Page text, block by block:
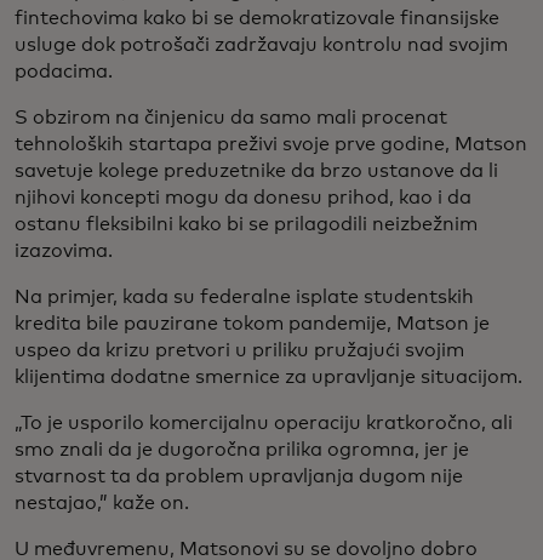
fintechovima kako bi se demokratizovale finansijske
usluge dok potrošači zadržavaju kontrolu nad svojim
podacima.
S obzirom na činjenicu da samo mali procenat
tehnoloških startapa preživi svoje prve godine, Matson
savetuje kolege preduzetnike da brzo ustanove da li
njihovi koncepti mogu da donesu prihod, kao i da
ostanu fleksibilni kako bi se prilagodili neizbežnim
izazovima.
Na primjer, kada su federalne isplate studentskih
kredita bile pauzirane tokom pandemije, Matson je
uspeo da krizu pretvori u priliku pružajući svojim
klijentima dodatne smernice za upravljanje situacijom.
„To je usporilo komercijalnu operaciju kratkoročno, ali
smo znali da je dugoročna prilika ogromna, jer je
stvarnost ta da problem upravljanja dugom nije
nestajao,” kaže on.
U međuvremenu, Matsonovi su se dovoljno dobro